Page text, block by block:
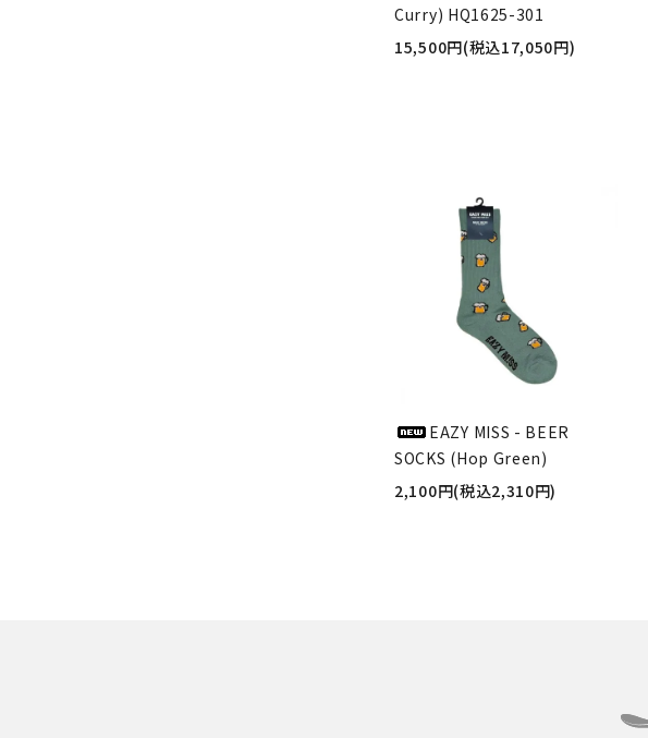
Curry) HQ1625-301
15,500円(税込17,050円)
EAZY MISS - BEER
SOCKS (Hop Green)
2,100円(税込2,310円)